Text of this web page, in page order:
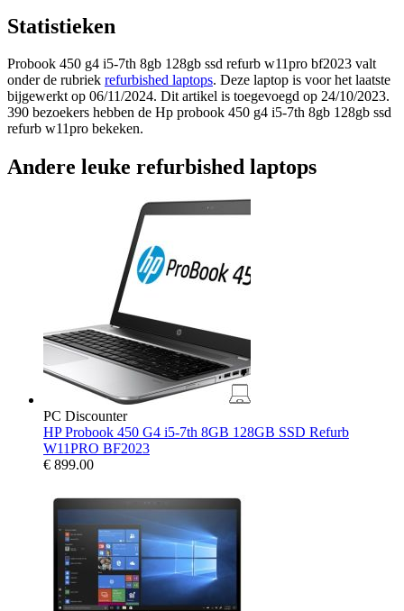
Statistieken
Probook 450 g4 i5-7th 8gb 128gb ssd refurb w11pro bf2023 valt
onder de rubriek refurbished laptops. Deze laptop is voor het laatste
bijgewerkt op 06/11/2024. Dit artikel is toegevoegd op 24/10/2023.
390 bezoekers hebben de Hp probook 450 g4 i5-7th 8gb 128gb ssd
refurb w11pro bekeken.
Andere leuke refurbished laptops
PC Discounter
HP Probook 450 G4 i5-7th 8GB 128GB SSD Refurb
W11PRO BF2023
€ 899.00